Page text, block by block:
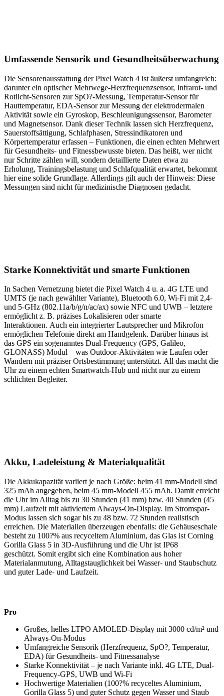
Umfassende Sensorik und Gesundheitsüberwachung
Die Sensorenausstattung der Pixel Watch 4 ist äußerst umfangreich:
darunter ein optischer Mehrwege-Herzfrequenzsensor, Infrarot- und
Rotlicht-Sensoren zur SpO?-Messung, Temperatur-Sensor für
Hauttemperatur, EDA-Sensor zur Messung der elektrodermalen
Aktivität sowie ein Gyroskop, Beschleunigungssensor, Barometer
und Magnetsensor. Dank dieser Technik lassen sich Herzfrequenz,
Sauerstoffsättigung, Schlafphasen, Stressindikatoren und
Körpertemperatur erfassen – Funktionen, die einen echten Mehrwert
für Gesundheits- und Fitnessbewusste bieten. Das heißt, wer nicht
nur Schritte zählen will, sondern detaillierte Daten etwa zu
Erholung, Trainingsbelastung und Schlafqualität erwartet, bekommt
hier eine solide Grundlage. Allerdings gilt auch der Hinweis: Diese
Messungen sind nicht für medizinische Diagnosen gedacht.
Starke Konnektivität und smarte Funktionen
In Sachen Vernetzung bietet die Pixel Watch 4 u. a. 4G LTE und
UMTS (je nach gewählter Variante), Bluetooth 6.0, Wi-Fi mit 2,4-
und 5-GHz (802.11a/b/g/n/ac/ax) sowie NFC und UWB – letztere
ermöglicht z. B. präzises Lokalisieren oder smarte
Interaktionen. Auch ein integrierter Lautsprecher und Mikrofon
ermöglichen Telefonie direkt am Handgelenk. Darüber hinaus ist
das GPS ein sogenanntes Dual-Frequency (GPS, Galileo,
GLONASS) Modul – was Outdoor-Aktivitäten wie Laufen oder
Wandern mit präziser Ortsbestimmung unterstützt. All das macht die
Uhr zu einem echten Smartwatch-Hub und nicht nur zu einem
schlichten Begleiter.
Akku, Ladeleistung & Materialqualität
Die Akkukapazität variiert je nach Größe: beim 41 mm-Modell sind
325 mAh angegeben, beim 45 mm-Modell 455 mAh. Damit erreicht
die Uhr im Alltag bis zu 30 Stunden (41 mm) bzw. 40 Stunden (45
mm) Laufzeit mit aktiviertem Always-On-Display. Im Stromspar-
Modus lassen sich sogar bis zu 48 bzw. 72 Stunden realistisch
erreichen. Die Materialien überzeugen ebenfalls: die Gehäuseschale
besteht zu 100?% aus recyceltem Aluminium, das Glas ist Corning
Gorilla Glass 5 in 3D-Ausführung und die Uhr ist IP68
geschützt. Somit ergibt sich eine Kombination aus hoher
Materialanmutung, Alltagstauglichkeit bei Wasser- und Staubschutz
und guter Lade- und Laufzeit.
Pro
Großes, helles LTPO AMOLED-Display mit 3000 cd/m² und
Always-On-Modus
Umfangreiche Sensorik (Herzfrequenz, SpO?, Temperatur,
EDA) für Gesundheits- und Fitnessanalyse
Starke Konnektivität – je nach Variante inkl. 4G LTE, Dual-
Frequency-GPS, UWB und Wi-Fi
Hochwertige Materialien (100?% recyceltes Aluminium,
Gorilla Glass 5) und guter Schutz gegen Wasser und Staub